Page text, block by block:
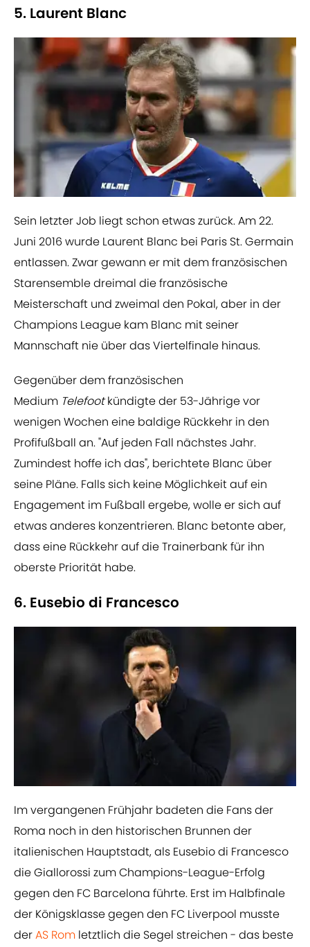
5. Laurent Blanc
Sein letzter Job liegt schon etwas zurück. Am 22.
Juni 2016 wurde Laurent Blanc bei Paris St. Germain
entlassen. Zwar gewann er mit dem französischen
Starensemble dreimal die französische
Meisterschaft und zweimal den Pokal, aber in der
Champions League kam Blanc mit seiner
Mannschaft nie über das Viertelfinale hinaus.
Gegenüber dem französischen
Medium Telefootkündigte der 53-Jährige vor
wenigen Wochen eine baldige Rückkehr in den
Profifußball an. "Auf jeden Fall nächstes Jahr.
Zumindest hoffe ich das", berichtete Blanc über
seine Pläne. Falls sich keine Möglichkeit auf ein
Engagement im Fußball ergebe, wolle er sich auf
etwas anderes konzentrieren. Blanc betonte aber,
dass eine Rückkehr auf die Trainerbank für ihn
oberste Priorität habe.
6. Eusebio di Francesco
Im vergangenen Frühjahr badeten die Fans der
Roma noch in den historischen Brunnen der
italienischen Hauptstadt, als Eusebio di Francesco
die Giallorossi zum Champions-League-Erfolg
gegen den FC Barcelona führte. Erst im Halbfinale
der Königsklasse gegen den FC Liverpool musste
derAS Rom letztlich die Segel streichen - das beste